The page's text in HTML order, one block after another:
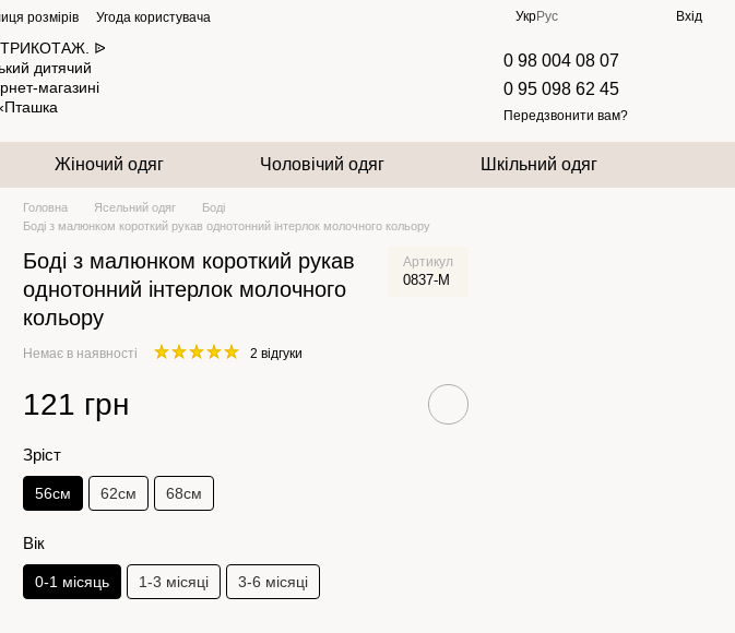
розмірів Угода користувача УкрРус Вхід
0 98 004 08 07
0 95 098 62 45
Передзвонити вам?
Жіночий одяг Чоловічий одяг Шкільний одяг
Головна Ясельний одяг
Боді
Боді з малюнком короткий рукав однотонний інтерлок молочного кольору
Боді з малюнком короткий рукав
однотонний інтерлок молочного
кольору
Артикул
0837-M
Немає в наявності 2 відгуки
121 грн
Зріст
56см 62см 68см
Вік
0-1 місяць 1-3 місяці 3-6 місяці